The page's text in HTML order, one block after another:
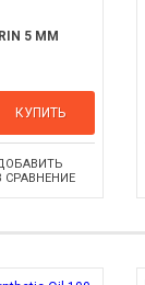
5 ММ
КУПИТЬ
СРАВНЕНИЕ